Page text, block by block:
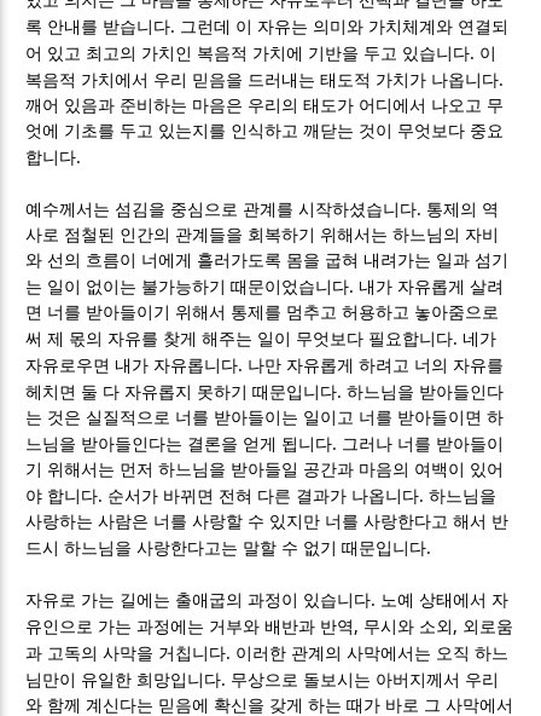
록 안내를 받습니다. 그런데 이 자유는 의미와 가치체계와 연결되
어 있고 최고의 가치인 복음적 가치에 기반을 두고 있습니다. 이
복음적 가치에서 우리 믿음을 드러내는 태도적 가치가 나옵니다.
깨어 있음과 준비하는 마음은 우리의 태도가 어디에서 나오고 무
엇에 기초를 두고 있는지를 인식하고 깨닫는 것이 무엇보다 중요
합니다.
예수께서는 섬김을 중심으로 관계를 시작하셨습니다. 통제의 역
사로 점철된 인간의 관계들을 회복하기 위해서는 하느님의 자비
와 선의 흐름이 너에게 흘러가도록 몸을 굽혀 내려가는 일과 섬기
는 일이 없이는 불가능하기 때문이었습니다. 내가 자유롭게 살려
면 너를 받아들이기 위해서 통제를 멈추고 허용하고 놓아줌으로
써 제 몫의 자유를 찾게 해주는 일이 무엇보다 필요합니다. 네가
자유로우면 내가 자유롭니다. 나만 자유롭게 하려고 너의 자유를
헤치면 둘 다 자유롭지 못하기 때문입니다.하느님을 받아들인다
는 것은 실질적으로 너를 받아들이는 일이고 너를 받아들이면 하
느님을 받아들인다는 결론을 얻게 됩니다. 그러나 너를 받아들이
기 위해서는 먼저 하느님을 받아들일 공간과 마음의 여백이 있어
야 합니다. 순서가 바뀌면 전혀 다른 결과가 나옵니다.하느님을
사랑하는 사람은 너를 사랑할 수 있지만 너를 사랑한다고 해서 반
드시 하느님을 사랑한다고는 말할 수 없기 때문입니다.
자유로 가는 길에는 출애굽의 과정이 있습니다. 노예 상태에서 자
유인으로 가는 과정에는 거부와 배반과 반역 , 무시와 소외 , 외로움
과 고독의 사막을 거칩니다. 이러한 관계의 사막에서는 오직 하느
님만이 유일한 희망입니다. 무상으로 돌보시는 아버지께서 우리
와 함께 계신다는 믿음에 확신을 갖게 하는 때가 바로 그 사막에서